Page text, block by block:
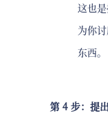
这也
为你
东西。
第 4 步：提出